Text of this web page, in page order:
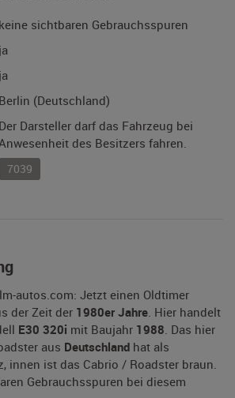
keine sichtbaren Gebrauchsspuren
ja
ja
Berlin (Deutschland)
Der Darsteller darf das Fahrzeug bei
des Besitzers fahren.
7039
autos.com: Jetzt einen Oldtimer
der Zeit der 1980er Jahre. Hier handelt
E30 320i mit Baujahr 1988. Das hier
aus Deutschland hat als
innen ist das Cabrio / Roadster braun.
Gebrauchsspuren bei diesem